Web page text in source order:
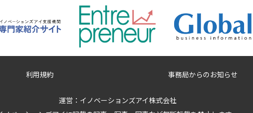
利用規約 事務局からのお知らせ
運営： イノベーションズアイ株式会社